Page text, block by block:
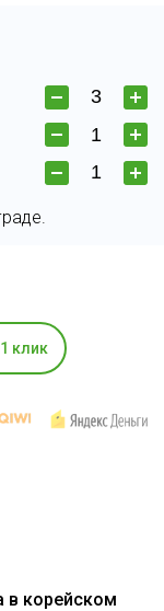
клик
в корейском